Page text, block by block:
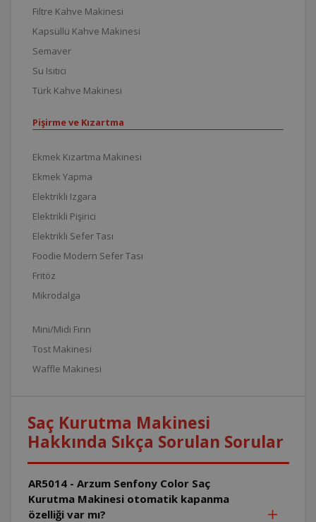
Filtre Kahve Makinesi
Kapsüllü Kahve Makinesi
Semaver
Su Isıtıcı
Türk Kahve Makinesi
Pişirme ve Kızartma
Ekmek Kızartma Makinesi
Ekmek Yapma
Elektrikli Izgara
Elektrikli Pişirici
Elektrikli Sefer Tası
Foodie Modern Sefer Tası
Fritöz
Mikrodalga
Mini/Midi Fırın
Tost Makinesi
Waffle Makinesi
Saç Kurutma Makinesi
Hakkında Sıkça Sorulan Sorular
AR5014 - Arzum Senfony Color Saç
Kurutma Makinesi otomatik kapanma
özelliği var mı?